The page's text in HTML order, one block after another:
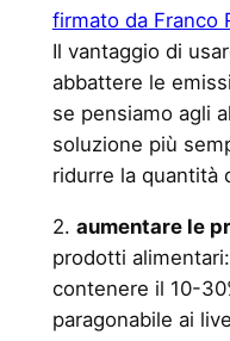
firmato da Franco
Il vantaggio di
abbattere le
se pensiamo agli
soluzione più
ridurre la quantità
2. aumentare le
prodotti
contenere il 10-
paragonabile ai